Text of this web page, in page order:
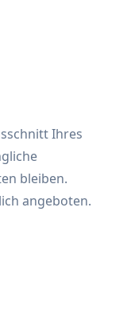
Ihres
bleiben.
angeboten.